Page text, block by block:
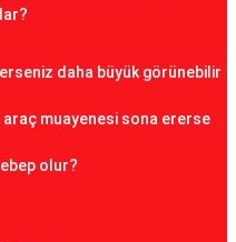
daha büyük görünebilir
muayenesi sona ererse
olur?